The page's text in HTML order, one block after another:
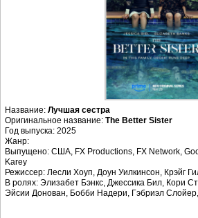
Название: Лучшая сестра
Оригинальное название: The Better Sister
Год выпуска: 2025
Жанр:
Выпущено: США, FX Productions, FX Network,
Karey
Режиссер: Лесли Хоуп, Доун Уилкинсон, Крэйг
В ролях: Элизабет Бэнкс, Джессика Бил, Кори
Эйсии Донован, Бобби Надери, Гэбриэл